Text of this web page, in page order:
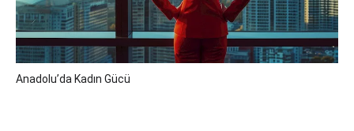
Anadolu’da Kadın Gücü